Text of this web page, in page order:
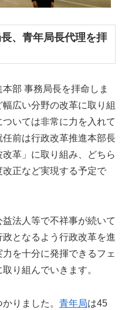
、青年局長代理を拝
部 事務局長を拝命しま
広い分野の改革に取り組
いては非常に力を入れて
前は行政改革推進本部長
革」に取り組み、どちら
正など実現する予定で
法人等で不祥事が続いて
となるよう行政改革を進
を十分に発揮できるフェ
り組んでいきます。
りました。 青年局は45